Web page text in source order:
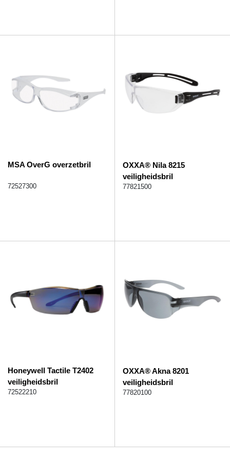
MSA OverG overzetbril
72527300
OXXA® Nila 8215
veiligheidsbril
77821500
Honeywell Tactile T2402
veiligheidsbril
72522210
OXXA® Akna 8201
veiligheidsbril
77820100